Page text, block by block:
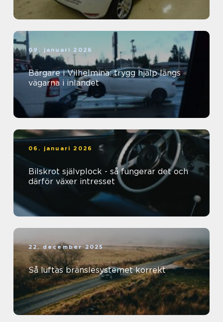
09. januari 2026
Bärgare i Vilhelmina: trygg hjälp längs
vägarna i inlandet
06. januari 2026
Bilskrot självplock - så fungerar det och
därför växer intresset
22. december 2025
Så luftas bränslesystemet korrekt